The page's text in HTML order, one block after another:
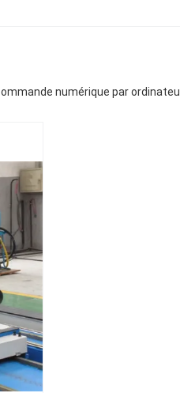
numérique par